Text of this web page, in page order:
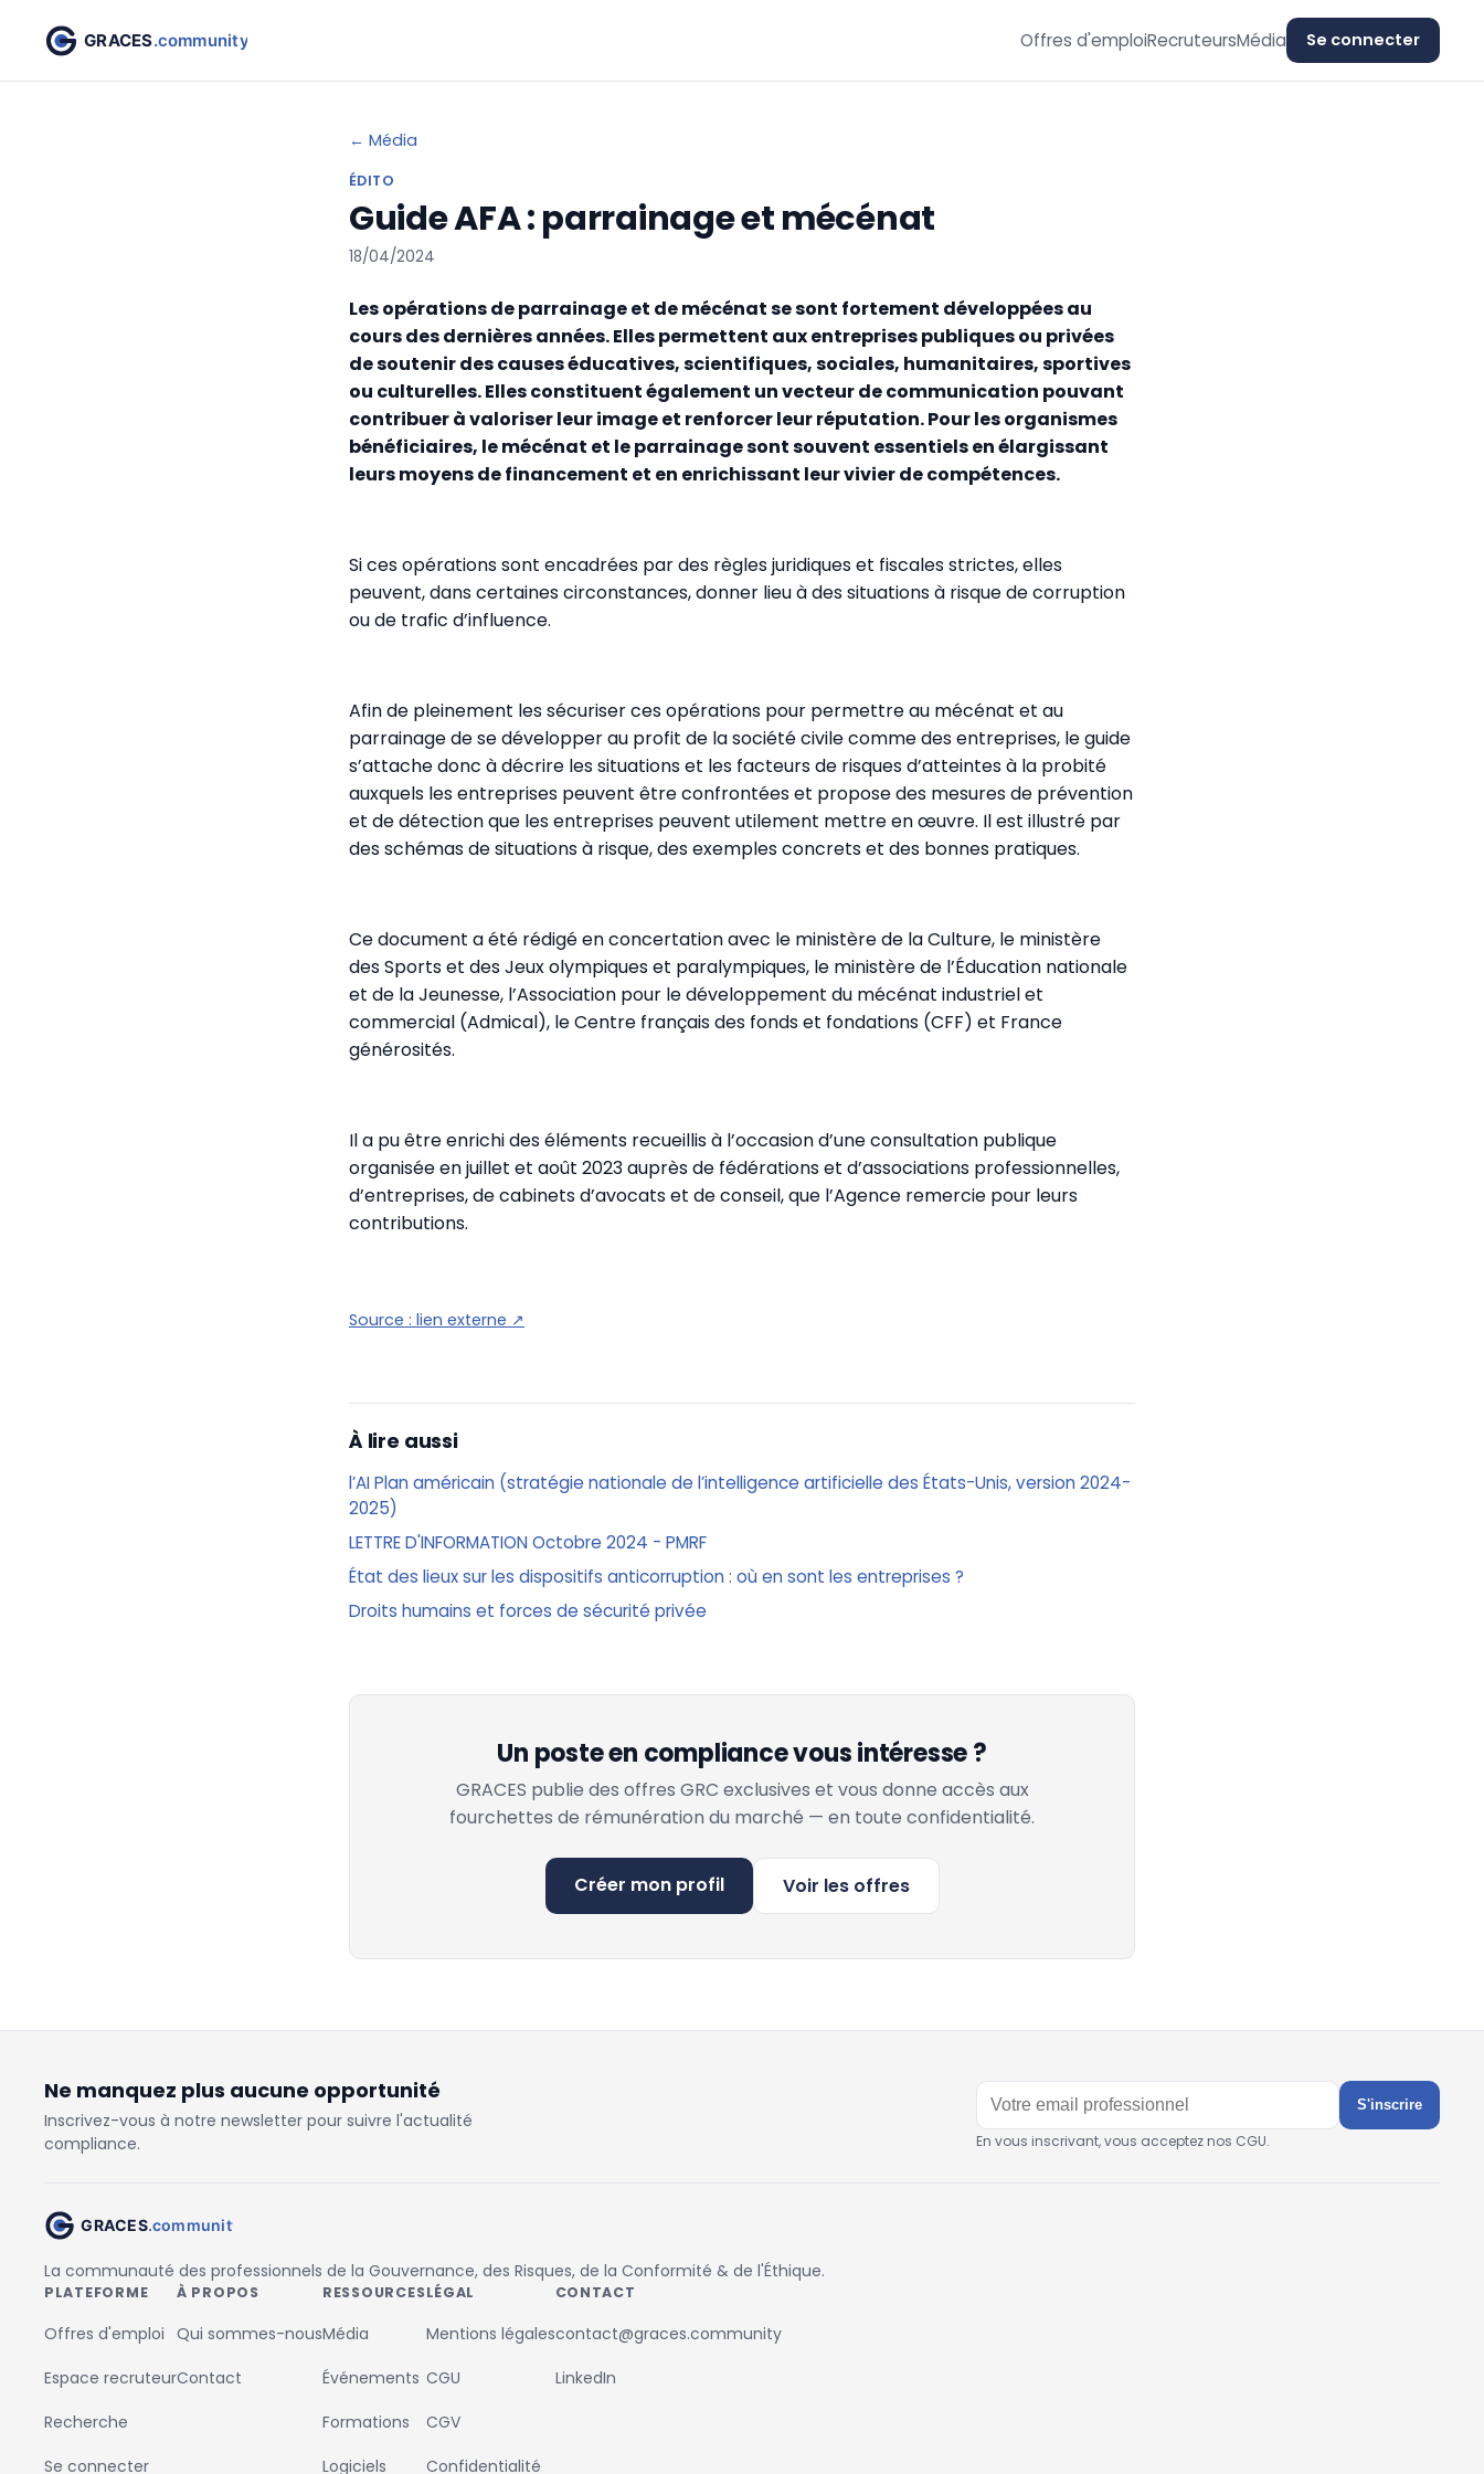
Offres d'emploiRecruteursMédia Se connecter
← Média
ÉDITO
Guide AFA : parrainage et mécénat
18/04/2024
Les opérations de parrainage et de mécénat se sont fortement développées au
cours des dernières années. Elles permettent aux entreprises publiques ou privées
de soutenir des causes éducatives, scientifiques, sociales, humanitaires, sportives
ou culturelles. Elles constituent également un vecteur de communication pouvant
contribuer à valoriser leur image et renforcer leur réputation. Pour les organismes
bénéficiaires, le mécénat et le parrainage sont souvent essentiels en élargissant
leurs moyens de financement et en enrichissant leur vivier de compétences.
Si ces opérations sont encadrées par des règles juridiques et fiscales strictes, elles
peuvent, dans certaines circonstances, donner lieu à des situations à risque de corruption
ou de trafic d’influence.
Afin de pleinement les sécuriser ces opérations pour permettre au mécénat et au
parrainage de se développer au profit de la société civile comme des entreprises, le guide
s’attache donc à décrire les situations et les facteurs de risques d’atteintes à la probité
auxquels les entreprises peuvent être confrontées et propose des mesures de prévention
et de détection que les entreprises peuvent utilement mettre en œuvre. Il est illustré par
des schémas de situations à risque, des exemples concrets et des bonnes pratiques.
Ce document a été rédigé en concertation avec le ministère de la Culture, le ministère
des Sports et des Jeux olympiques et paralympiques, le ministère de l’Éducation nationale
et de la Jeunesse, l’Association pour le développement du mécénat industriel et
commercial (Admical), le Centre français des fonds et fondations (CFF) et France
générosités.
Il a pu être enrichi des éléments recueillis à l’occasion d’une consultation publique
organisée en juillet et août 2023 auprès de fédérations et d’associations professionnelles,
d’entreprises, de cabinets d’avocats et de conseil, que l’Agence remercie pour leurs
contributions.
Source : lien externe ↗
À lire aussi
l’AI Plan américain (stratégie nationale de l’intelligence artificielle des États-Unis, version 2024-
2025)
LETTRE D'INFORMATION Octobre 2024 - PMRF
État des lieux sur les dispositifs anticorruption : où en sont les entreprises ?
Droits humains et forces de sécurité privée
Un poste en compliance vous intéresse ?
GRACES publie des offres GRC exclusives et vous donne accès aux
fourchettes de rémunération du marché — en toute confidentialité.
Créer mon profil Voir les offres
Ne manquez plus aucune opportunité
Inscrivez-vous à notre newsletter pour suivre l'actualité
compliance.
S'inscrire
En vous inscrivant, vous acceptez nos CGU.
La communauté des professionnels de la Gouvernance, des Risques, de la Conformité & de l'Éthique.
PLATEFORME
Offres d'emploi
Espace recruteur
Recherche
Se connecter
À PROPOS
Qui sommes-nous
Contact
RESSOURCES
Média
Événements
Formations
Logiciels
LÉGAL
Mentions légales
CGU
CGV
Confidentialité
CONTACT
contact@graces.community
LinkedIn